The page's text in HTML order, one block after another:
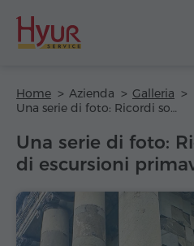
Home Azienda
Galleria
Una serie di foto: Ricordi soleggiati di escursioni primavera-estate, 2022
Una serie di foto:
di escursioni